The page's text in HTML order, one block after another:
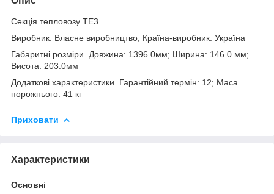
Секція тепловозу ТЕ3
Виробник: Власне виробництво; Країна-виробник: Україна
Габаритні розміри. Довжина: 1396.0мм; Ширина: 146.0 мм;
Висота: 203.0мм
Додаткові характеристики. Гарантійний термін: 12; Маса
порожнього: 41 кг
Приховати
Характеристики
Основні